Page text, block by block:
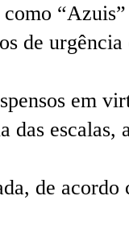
de
em
escalas,
de